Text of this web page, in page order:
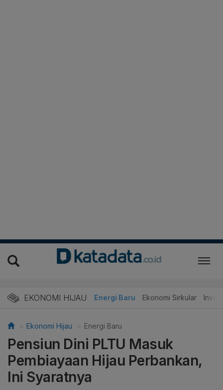
EKONOMI HIJAU Energi Baru Ekonomi Sirkular
Ekonomi Hijau Energi Baru
Pensiun Dini PLTU Masuk
Pembiayaan Hijau Perbankan,
Ini Syaratnya